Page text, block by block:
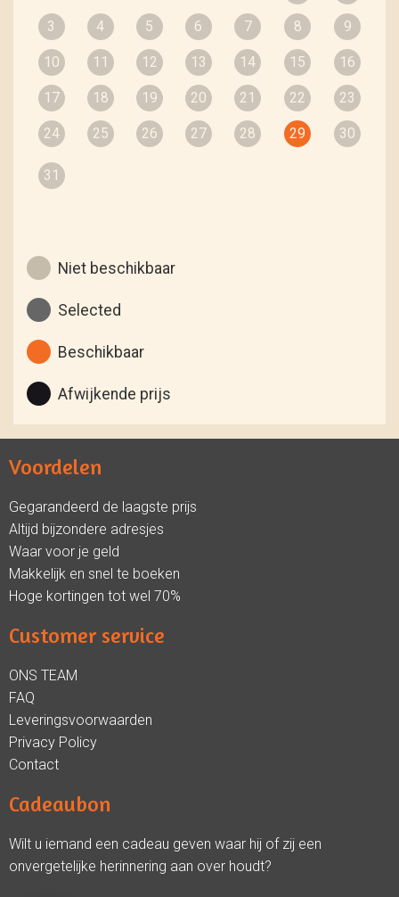
3 4 5 6 7 8 9
10 11 12 13 14 15 16
17 18 19 20 21 22 23
24 25 26 27 28 29 30
31
Niet beschikbaar
Selected
Beschikbaar
Afwijkende prijs
Voordelen
Gegarandeerd de laagste prijs
Altijd bijzondere adresjes
Waar voor je geld
Makkelijk en snel te boeken
Hoge kortingen tot wel 70%
Customer service
ONS TEAM
FAQ
Leveringsvoorwaarden
Privacy Policy
Contact
Cadeaubon
Wilt u iemand een cadeau geven waar hij of zij een
onvergetelijke herinnering aan over houdt?